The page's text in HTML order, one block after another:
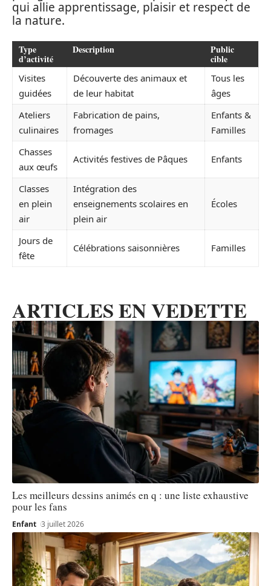
qui allie apprentissage, plaisir et respect de
la nature.
Type
d’activité
Description Public
cible
Visites
guidées
Découverte des animaux et
de leur habitat
Tous les
âges
Ateliers
culinaires
Fabrication de pains,
fromages
Enfants &
Familles
Chasses
aux œufs
Activités festives de Pâques Enfants
Classes
en plein
air
Intégration des
enseignements scolaires en
plein air
Écoles
Jours de
fête
Célébrations saisonnières Familles
ARTICLES EN VEDETTE
Les meilleurs dessins animés en q : une liste exhaustive
pour les fans
Enfant 3 juillet 2026